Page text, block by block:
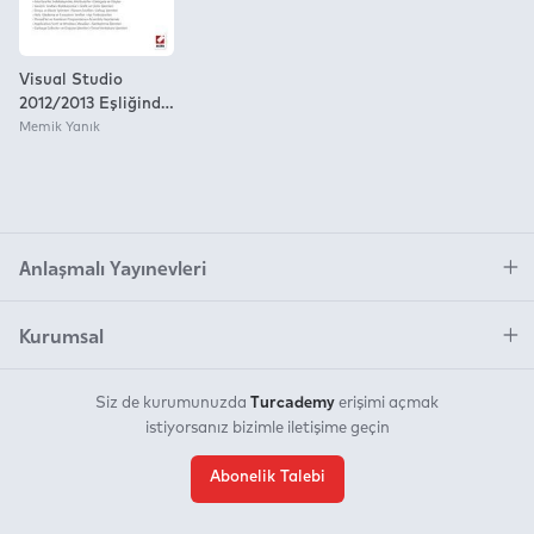
Visual Studio
2012/2013 Eşliğinde
C# 5.0 For .Net
Memik Yanık
Anlaşmalı Yayınevleri
Kurumsal
Siz de kurumunuzda Turcademy erişimi açmak
istiyorsanız bizimle iletişime geçin
Abonelik Talebi